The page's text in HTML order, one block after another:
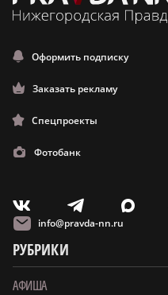
Оформить подписку
Заказать рекламу
Спецпроекты
Фотобанк
V T X
info@pravda-nn.ru
РУБРИКИ
АФИША